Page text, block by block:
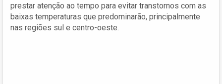
prestar atenção ao tempo para evitar transtornos com as
baixas temperaturas que predominarão, principalmente
nas regiões sul e centro-oeste.